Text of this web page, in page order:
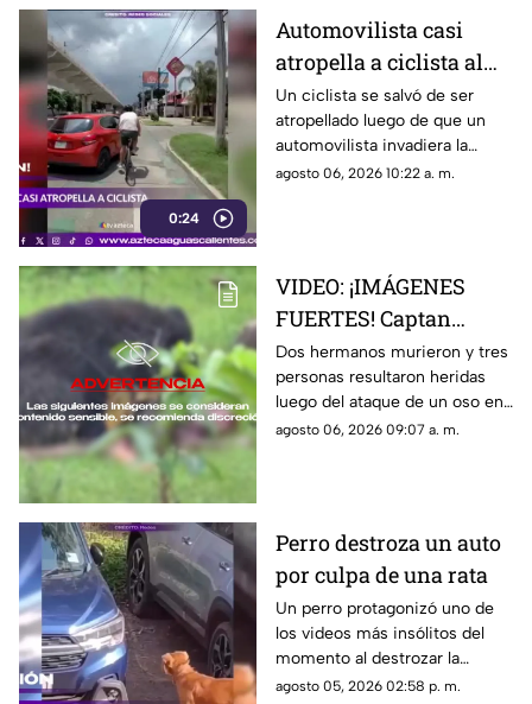
0:24
Automovilista casi
atropella a ciclista al
invadir el carril de la
ciclovía en Guadalajara
Un ciclista se salvó de ser
atropellado luego de que un
automovilista invadiera la
ciclovía al girar a la derecha sin
agosto 06, 2026 10:22 a. m.
VIDEO: ¡IMÁGENES
FUERTES! Captan
momento en el que dos
hermanos son
devorados por un oso
Dos hermanos murieron y tres
personas resultaron heridas
luego del ataque de un oso en
el distrito de Kanker en India;
agosto 06, 2026 09:07 a. m.
Perro destroza un auto
por culpa de una rata
Un perro protagonizó uno de
los videos más insólitos del
momento al destrozar la
defensa de un automóvil con
agosto 05, 2026 02:58 p. m.